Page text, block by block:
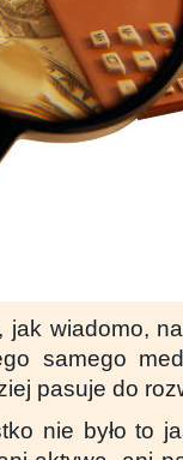
jak wiadomo,
samego
pasuje do
nie było to